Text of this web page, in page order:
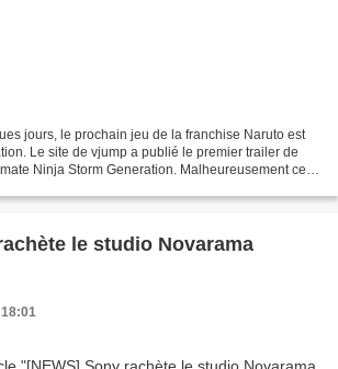
jours, le prochain jeu de la franchise Naruto est
Le site de vjump a publié le premier trailer de
Ninja Storm Generation. Malheureusement ce
le studio Novarama